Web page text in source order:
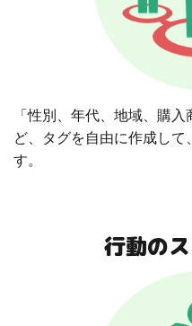
「性別、年代、地域、購
ど、タグを自由に作成して
す。
行動の